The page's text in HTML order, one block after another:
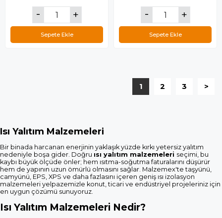
Sepete Ekle Sepete Ekle
1 2 3 >
Isı Yalıtım Malzemeleri
Bir binada harcanan enerjinin yaklaşık yüzde kırkı yetersiz yalıtım
nedeniyle boşa gider. Doğru ısı yalıtım malzemeleri seçimi, bu
kaybı büyük ölçüde önler; hem ısıtma-soğutma faturalarını düşürür
hem de yapının uzun ömürlü olmasını sağlar. Malzemex'te taşyünü,
camyünü, EPS, XPS ve daha fazlasını içeren geniş ısı izolasyon
malzemeleri yelpazemizle konut, ticari ve endüstriyel projeleriniz için
en uygun çözümü sunuyoruz.
Isı Yalıtım Malzemeleri Nedir?